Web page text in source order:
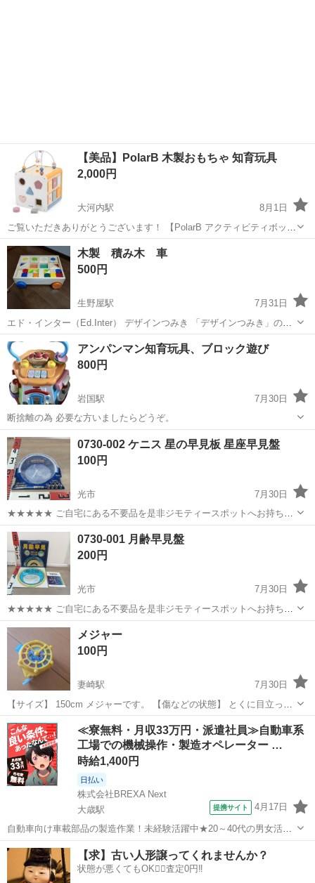
【美品】PolarB 木製おもちゃ 知育玩具
2,000円
大河内駅
8月1日
ご覧いただきありがとうございます！ 【PolarB アクティビティボック
スおもちゃ】 PolarB（ポーラービー）の木製アクティビティボックス
の知育おもちゃです。 子どもが遊んでいましたが、使用頻度は少な
く、比較的きれ...
山口 下松市 大河内駅 おもちゃ
木製 積み木 車
500円
生野屋駅
7月31日
エド・インター（Ed.Inter） デザインつみき 「デザインつみき」の特
徴 13種類41ピースの積み木がタイヤ付きの木箱に収められたセットで
す。 音の鳴る積み木: 透明なアクリル板の中にビーズや砂が入ってい
るものがあり...
山口 下松市 生野屋駅 おもちゃ 積み木
アンパンマン知育玩具、ブロック遊び
800円
岩国駅
7月30日
断捨離の為 必要な方いましたらどうぞ。
山口 岩国市 おもちゃ アンパンマン
0730-002 ケニス 星の早見板 星座早見盤
100円
光市
7月30日
★★★★★ ご自宅にある不要品を是非ジモティースポットへお持ち込
みしませんか？ 家電、趣味・スポーツ・レジャー用品、こども用品、
衣料服飾品、生活雑貨、家具、本、CD・DVDなどが無料でまとめて持
ち込めます！ ※詳細はこ...
山口 光市 現地
0730-001 月齢早見盤
200円
光市
7月30日
★★★★★ ご自宅にある不要品を是非ジモティースポットへお持ち込
みしませんか？ 家電、趣味・スポーツ・レジャー用品、こども用品、
衣料服飾品、生活雑貨、家具、本、CD・DVDなどが無料でまとめて持
ち込めます！ ※詳細はこ...
山口 光市
メジャー
100円
妻崎駅
7月30日
【サイズ】 150cm メジャーです。 【傷などの状態】 とくに目立った
傷はありません。 【アピールポイント】 状態はいいのでまだまだ使え
ます！ 【希望取引場所】 宇部市黒石 【希望取引日時】 要相談 上記の
条件に合わ...
山口 宇部市 妻崎駅 おもちゃ
≪寮無料・月収33万円・派遣社員≫自動車系
工場での機械操作・製造オペレーター …
時給1,400円
日払い
株式会社BREXA Next
大歳駅
提携サイト 4月17日
自動車向け車載部品の製造作業！未経験活躍中★20～40代の男女活躍
中！友達同士での応募OK！備品付きワンルーム寮費無料！赴任旅費会
社負担！生活支援物資事前対応可◎格安食堂利用可！年間休日135日
♪《山口県山口市》 人気の工...
山口 山口市 大歳駅 その他
【求】古い人形譲ってくれませんか？
状態が悪くてもOK🙆‍♀️査定0円‼️